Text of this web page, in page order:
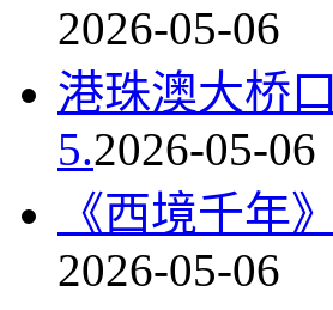
2026-05-06
港珠澳大桥
5.2026-05-06
《西境千年
2026-05-06